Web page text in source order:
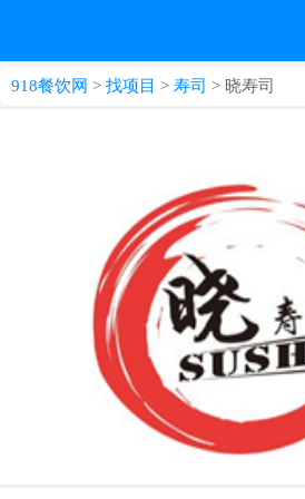
918餐饮网 > 找项目 > 寿司 > 晓寿司